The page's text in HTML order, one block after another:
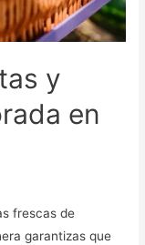
y
en
frescas de
garantizas que